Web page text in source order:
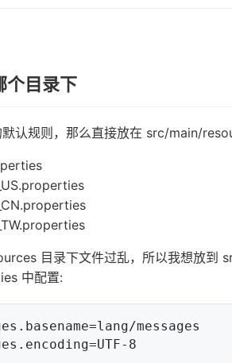
个目录下
认规则，那么直接放在 src/main/
目录下文件过乱，所以我想放到
中配置:
messages